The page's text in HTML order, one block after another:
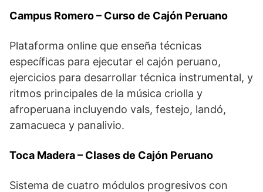
Campus Romero – Curso de Cajón Peruano
Plataforma online que enseña técnicas
específicas para ejecutar el cajón peruano,
ejercicios para desarrollar técnica instrumental, y
ritmos principales de la música criolla y
afroperuana incluyendo vals, festejo, landó,
zamacueca y panalivio.
Toca Madera – Clases de Cajón Peruano
Sistema de cuatro módulos progresivos con